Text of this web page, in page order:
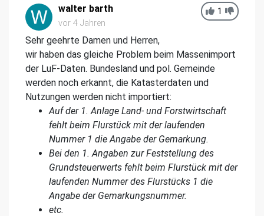
1
walter barth
vor 4 Jahren
Sehr geehrte Damen und Herren,
wir haben das gleiche Problem beim Massenimport
der LuF-Daten. Bundesland und pol. Gemeinde
werden noch erkannt, die Katasterdaten und
Nutzungen werden nicht importiert:
Auf der 1. Anlage Land- und Forstwirtschaft
fehlt beim Flurstück mit der laufenden
Nummer 1 die Angabe der Gemarkung.
Bei den 1. Angaben zur Feststellung des
Grundsteuerwerts fehlt beim Flurstück mit der
laufenden Nummer des Flurstücks 1 die
Angabe der Gemarkungsnummer.
etc.